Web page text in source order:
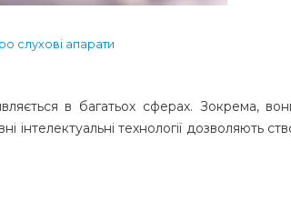
слухові апарати
в багатьох сферах. Зокрема,
технології дозволяють